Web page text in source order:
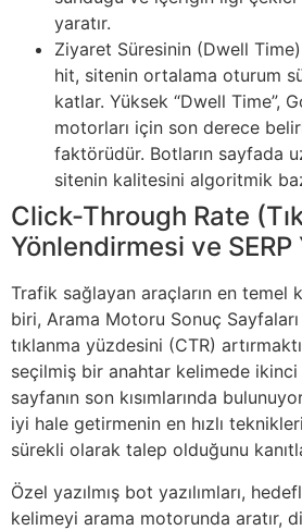
yaratır.
Ziyaret Süresinin (Dwell
hit, sitenin ortalama oturum
katlar. Yüksek “Dwell Time”,
motorları için son derece
faktörüdür. Botların sayfada
sitenin kalitesini algoritmik
Click-Through Rate
Yönlendirmesi ve
Trafik sağlayan araçların en temel
biri, Arama Motoru Sonuç
tıklanma yüzdesini (CTR)
seçilmiş bir anahtar kelimede ikinci
sayfanın son kısımlarında
iyi hale getirmenin en hızlı
sürekli olarak talep olduğunu
Özel yazılmış bot yazılımları,
kelimeyi arama motorunda aratır,